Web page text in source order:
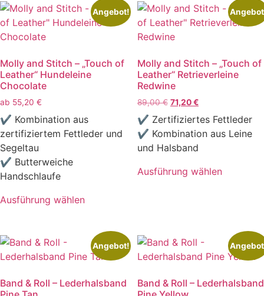
mehrere
Varianten
auf.
Optionen
können
auf
der
Produktseite
gewählt
werden
weist
mehrere
Varianten
Die
Optionen
können
auf
der
Produktseite
gewählt
Angebot!
Molly and Stitch – „Touch of
Leather“ Hundeleine
Chocolate
ab 55,20 €
✔ Kombination aus
zertifiziertem Fettleder und
Segeltau
✔ Butterweiche
Handschlaufe
Ausführung wählen
weist
mehrere
auf.
Molly and Stitch – „Touch of
Leather“ Retrieverleine
Redwine
89,00€ Ursprünglicher
Preis
war:
89,00 €
71,20€Aktueller
ist:
71,20 €.
✔ Zertifiziertes Fettleder
✔ Kombination aus Leine
und Halsband
Ausführung wählen
Varianten
auf.
Optionen
Angebot!
Band & Roll – Lederhalsband
Band & Roll – Lederhalsband